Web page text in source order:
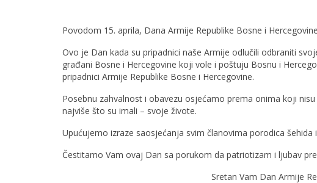
Povodom 15. aprila, Dana Armije Republike Bosne i
Ovo je Dan kada su pripadnici naše Armije odlučili odbraniti
građani Bosne i Hercegovine koji vole i poštuju Bosnu i
pripadnici Armije Republike Bosne i Hercegovine.
Posebnu zahvalnost i obavezu osjećamo prema onima koji
najviše što su imali – svoje živote.
Upućujemo izraze saosjećanja svim članovima porodica šehida
Čestitamo Vam ovaj Dan sa porukom da patriotizam i ljubav
Sretan Vam Dan Armije